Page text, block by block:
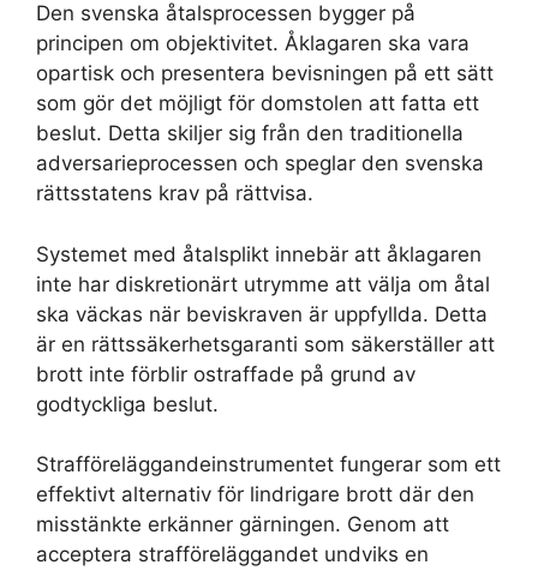
Den svenska åtalsprocessen bygger på
principen om objektivitet. Åklagaren ska vara
opartisk och presentera bevisningen på ett sätt
som gör det möjligt för domstolen att fatta ett
beslut. Detta skiljer sig från den traditionella
adversarieprocessen och speglar den svenska
rättsstatens krav på rättvisa.
Systemet med åtalsplikt innebär att åklagaren
inte har diskretionärt utrymme att välja om åtal
ska väckas när beviskraven är uppfyllda. Detta
är en rättssäkerhetsgaranti som säkerställer att
brott inte förblir ostraffade på grund av
godtyckliga beslut.
Strafföreläggandeinstrumentet fungerar som ett
effektivt alternativ för lindrigare brott där den
misstänkte erkänner gärningen. Genom att
acceptera strafföreläggandet undviks en